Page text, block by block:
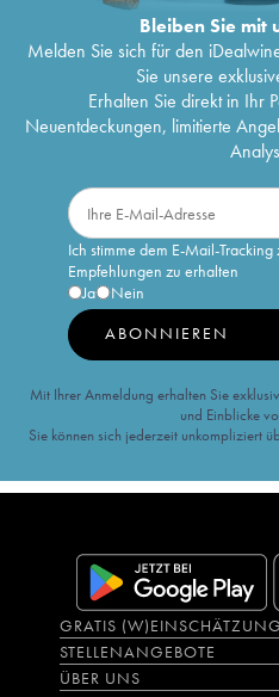
Bleiben Sie mit
Melden Sie sich für den
Sie unsere
Erhalten Sie direkt in Ihr
Neuentdeckungen, limitierte
Ich stimme dem E-Mail-
Empfehlungen zu erhalten
Ja
Nein
ABONNIEREN
Mit Ihrer Anmeldung erhalten Sie
und Einblicke
Sie können sich jederzeit unkompliziert
GRATIS (W)EINSCHÄTZUNG
STELLENANGEBOTE
ÜBER UNS